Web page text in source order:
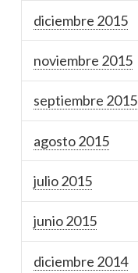
diciembre 2015
noviembre 2015
septiembre 2015
agosto 2015
julio 2015
junio 2015
diciembre 2014